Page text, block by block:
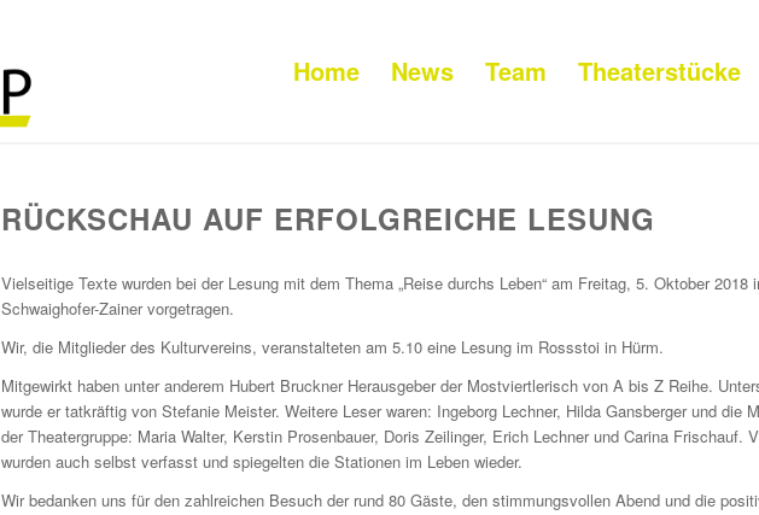
Home News Team Theaterstücke
RÜCKSCHAU AUF ERFOLGREICHE LESUNG
Vielseitige Texte wurden bei der Lesung mit dem Thema „Reise durchs Leben“ am Freitag, 5. Oktober 2018
Schwaighofer-Zainer vorgetragen.
Wir, die Mitglieder des Kulturvereins, veranstalteten am 5.10 eine Lesung im Rossstoi in Hürm.
Mitgewirkt haben unter anderem Hubert Bruckner Herausgeber der Mostviertlerisch von A bis Z Reihe.
wurde er tatkräftig von Stefanie Meister. Weitere Leser waren: Ingeborg Lechner, Hilda Gansberger und die
der Theatergruppe: Maria Walter, Kerstin Prosenbauer, Doris Zeilinger, Erich Lechner und Carina Frischauf.
wurden auch selbst verfasst und spiegelten die Stationen im Leben wieder.
Wir bedanken uns für den zahlreichen Besuch der rund 80 Gäste, den stimmungsvollen Abend und die